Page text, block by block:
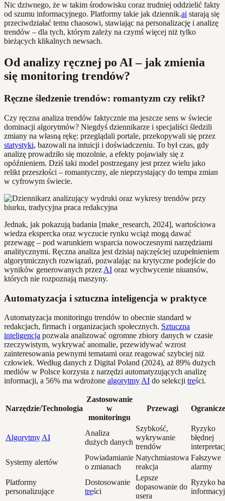
Nic dziwnego, że w takim środowisku coraz trudniej oddzielić fakty
od szumu informacyjnego. Platformy takie jak dziennik.ai starają się
przeciwdziałać temu chaosowi, stawiając na personalizację i analizę
trendów – dla tych, którym zależy na czymś więcej niż tylko
bieżących klikalnych newsach.
Od analizy ręcznej po AI – jak zmienia
się monitoring trendów?
Ręczne śledzenie trendów: romantyzm czy relikt?
Czy ręczna analiza trendów faktycznie ma jeszcze sens w świecie
dominacji algorytmów? Niegdyś dziennikarze i specjaliści śledzili
zmiany na własną rękę: przeglądali portale, przekopywali się przez
statystyki, bazowali na intuicji i doświadczeniu. To był czas, gdy
analizę prowadziło się mozolnie, a efekty pojawiały się z
opóźnieniem. Dziś taki model postrzegany jest przez wielu jako
relikt przeszłości – romantyczny, ale nieprzystający do tempa zmian
w cyfrowym świecie.
Jednak, jak pokazują badania [make_research, 2024], wartościowa
wiedza ekspercka oraz wyczucie rynku wciąż mogą dawać
przewagę – pod warunkiem wsparcia nowoczesnymi narzędziami
analitycznymi. Ręczna analiza jest dzisiaj najczęściej uzupełnieniem
algorytmicznych rozwiązań, pozwalając na krytyczne podejście do
wyników generowanych przez AI oraz wychwycenie niuansów,
których nie rozpoznają maszyny.
Automatyzacja i sztuczna inteligencja w praktyce
Automatyzacja monitoringu trendów to obecnie standard w
redakcjach, firmach i organizacjach społecznych. Sztuczna
inteligencja pozwala analizować ogromne zbiory danych w czasie
rzeczywistym, wykrywać anomalie, przewidywać wzrost
zainteresowania pewnymi tematami oraz reagować szybciej niż
człowiek. Według danych z Digital Poland (2024), aż 89% dużych
mediów w Polsce korzysta z narzędzi automatyzujących analizę
informacji, a 56% ma wdrożone algorytmy AI do selekcji treści.
Narzędzie/Technologia
Zastosowanie
w
monitoringu
Przewagi
Algorytmy AI
Analiza
dużych danych
Szybkość,
wykrywanie
trendów
Ryzyko
błędnej
Systemy alertów
Powiadamianie
o zmianach
Natychmiastowa
reakcja
Fałszywe
alarmy
Platformy
personalizujące
Dostosowanie
treści
Lepsze
dopasowanie do
usera
Ryzyko